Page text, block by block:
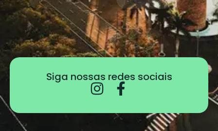
Siga nossas redes sociais